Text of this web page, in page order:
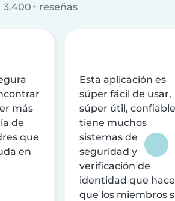
3.400+ reseñas
más
de
que
en
Esta aplicación es
súper fácil de usar,
súper útil,
tiene muchos
sistemas de
seguridad y
verificación de
identidad que
que los miembros